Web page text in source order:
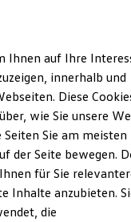
Ihnen auf Ihre
innerhalb und
Diese
wie Sie unsere
Sie am meisten
der Seite bewegen.
für Sie
Inhalte anzubieten.
die